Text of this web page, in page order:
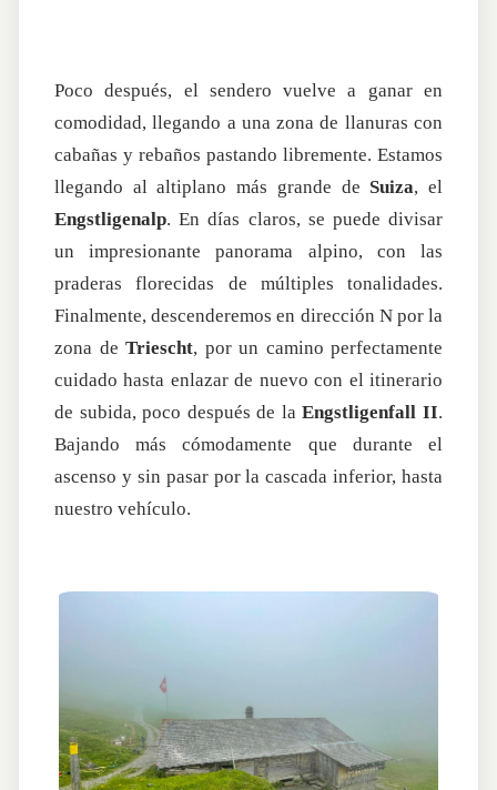
Poco después, el sendero vuelve a ganar en
comodidad, llegando a una zona de llanuras con
cabañas y rebaños pastando libremente. Estamos
llegando al altiplano más grande de Suiza, el
Engstligenalp. En días claros, se puede divisar
un impresionante panorama alpino, con las
praderas florecidas de múltiples tonalidades.
Finalmente, descenderemos en dirección N por la
zona de Triescht, por un camino perfectamente
cuidado hasta enlazar de nuevo con el itinerario
de subida, poco después de laEngstligenfall II.
Bajando más cómodamente que durante el
ascenso y sin pasar por la cascada inferior, hasta
nuestro vehículo.